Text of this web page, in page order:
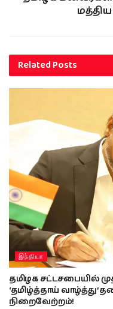
மத்திய
RelatedPosts
இந்தியா
தமிழக சட்டசபையில்
‘தமிழ்த்தாய் வாழ்த்து’
நிறைவேற்றம்!